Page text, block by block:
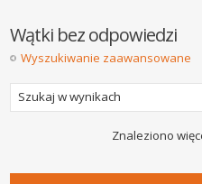
Wątki bez odpowiedzi
Wyszukiwanie zaawansowane
Znaleziono